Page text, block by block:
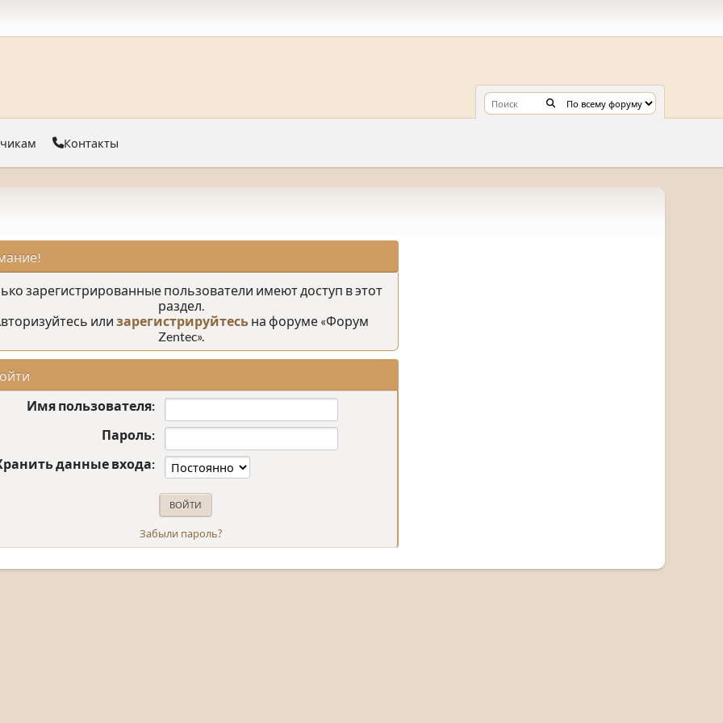
Контакты
зарегистрированные пользователи имеют доступ в этот
раздел.
или зарегистрируйтесь на форуме «Форум
Zentec».
Имя пользователя:
Пароль:
данные входа:
Забыли пароль?